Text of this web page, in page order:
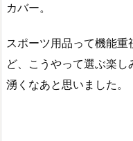
カバー。
スポーツ用品って機能
ど、こうやって選ぶ楽
湧くなあと思いました。